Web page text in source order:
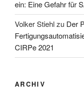
ein: Eine Gefahr für
Volker Stiehlzu Der
CIRPe 2021
ARCHIV